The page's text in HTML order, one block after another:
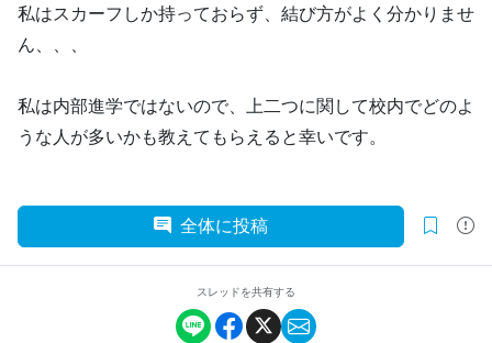
私はスカーフしか持っておらず、結び方がよく分かりませ
ん、、、
私は内部進学ではないので、上二つに関して校内でどのよ
うな人が多いかも教えてもらえると幸いです。
全体に投稿
スレッドを共有する